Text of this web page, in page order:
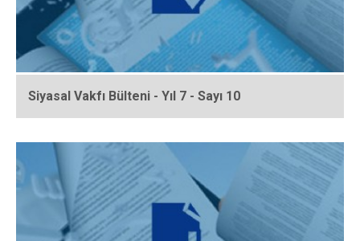
Siyasal Vakfı Bülteni - Yıl 7 - Sayı 10